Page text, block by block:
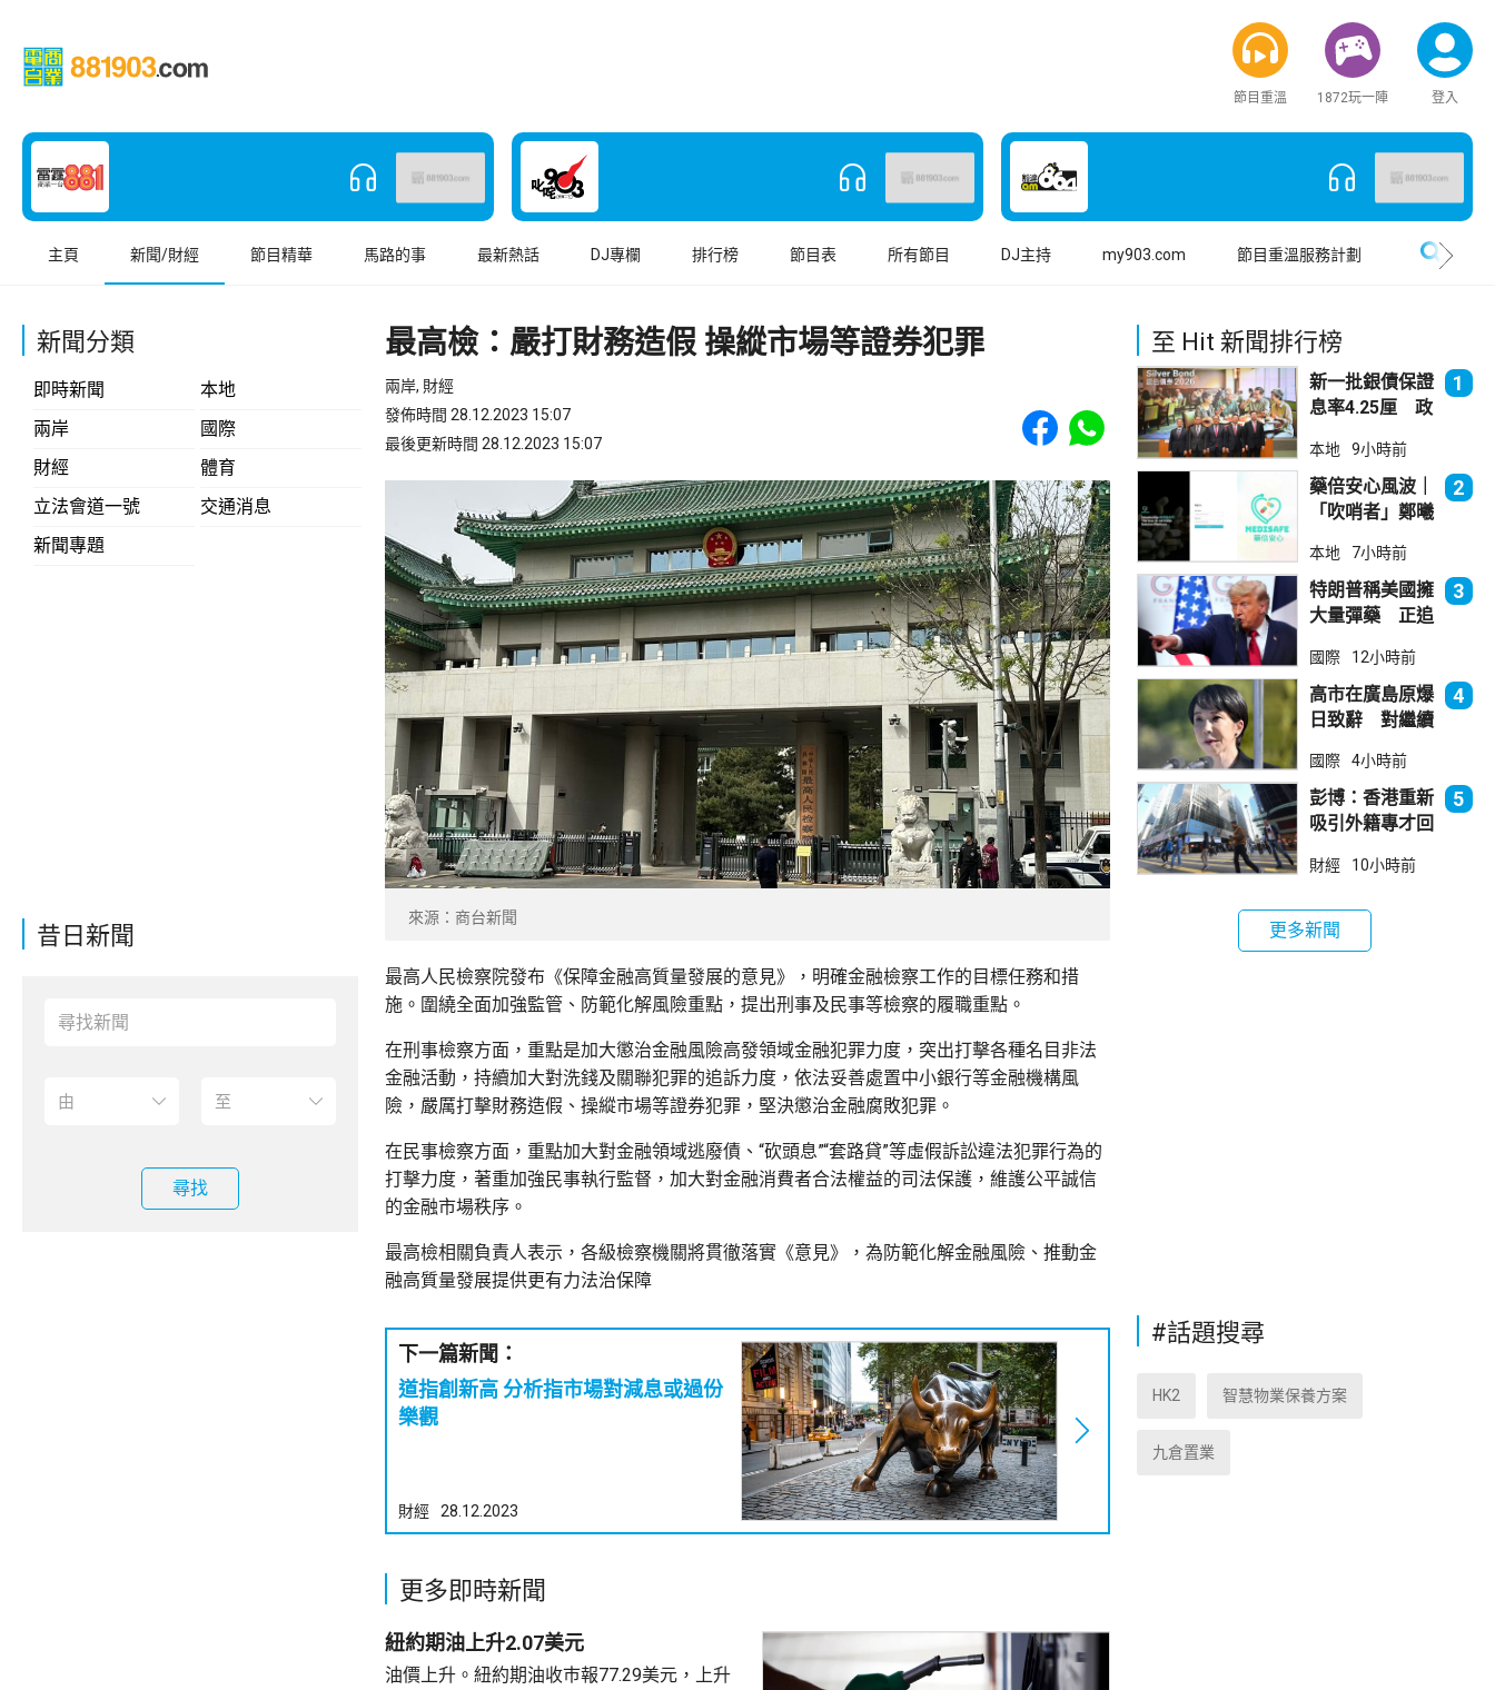
節目重溫 1872玩一陣 登入
主頁 新聞/財經 節目精華 馬路的事 最新熱話 DJ專欄 排行榜 節目表 所有節目 DJ主持 my903.com 節目重溫服務計劃
新聞分類
即時新聞
本地
兩岸
國際
財經
體育
立法會道一號
交通消息
新聞專題
昔日新聞
尋找
最高檢：嚴打財務造假 操縱市場等證券犯罪
兩岸, 財經
發佈時間 28.12.2023 15:07
最後更新時間 28.12.2023 15:07
Share to Facebook
Share to WhatsApp
來源：商台新聞
最高人民檢察院發布《保障金融高質量發展的意見》，明確金融檢察工作的目標任務和措
施。圍繞全面加強監管、防範化解風險重點，提出刑事及民事等檢察的履職重點。
在刑事檢察方面，重點是加大懲治金融風險高發領域金融犯罪力度，突出打擊各種名目非法
金融活動，持續加大對洗錢及關聯犯罪的追訴力度，依法妥善處置中小銀行等金融機構風
險，嚴厲打擊財務造假、操縱市場等證券犯罪，堅決懲治金融腐敗犯罪。
在民事檢察方面，重點加大對金融領域逃廢債、“砍頭息”“套路貸”等虛假訴訟違法犯罪行為的
打擊力度，著重加強民事執行監督，加大對金融消費者合法權益的司法保護，維護公平誠信
的金融市場秩序。
最高檢相關負責人表示，各級檢察機關將貫徹落實《意見》，為防範化解金融風險、推動金
融高質量發展提供更有力法治保障
下一篇新聞：
道指創新高 分析指市場對減息或過份
樂觀
財經 28.12.2023
更多即時新聞
紐約期油上升2.07美元
油價上升。紐約期油收巿報77.29美元，上升
至 Hit 新聞排行榜
新一批銀債保證
息率4.25厘 政
吸引力
1
本地 9小時前
藥倍安心風波｜
「吹哨者」鄭曦
進行刑事調查
2
本地 7小時前
特朗普稱美國擁
大量彈藥 正追
者」
3
國際 12小時前
高市在廣島原爆
日致辭 對繼續
含糊其辭
4
國際 4小時前
彭博：香港重新
吸引外籍專才回
5
財經 10小時前
更多新聞
#話題搜尋
HK2 智慧物業保養方案
九倉置業